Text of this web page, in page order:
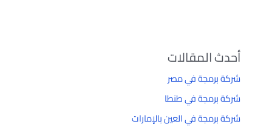
أحدث المقالات
شركة برمجة في مصر
شركة برمجة في طنطا
شركة برمجة في العين بالإمارات